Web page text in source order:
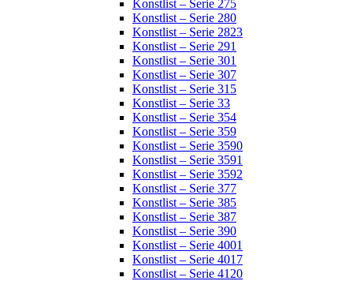
Konstlist – Serie 275
Konstlist – Serie 280
Konstlist – Serie 2823
Konstlist – Serie 291
Konstlist – Serie 301
Konstlist – Serie 307
Konstlist – Serie 315
Konstlist – Serie 33
Konstlist – Serie 354
Konstlist – Serie 359
Konstlist – Serie 3590
Konstlist – Serie 3591
Konstlist – Serie 3592
Konstlist – Serie 377
Konstlist – Serie 385
Konstlist – Serie 387
Konstlist – Serie 390
Konstlist – Serie 4001
Konstlist – Serie 4017
Konstlist – Serie 4120